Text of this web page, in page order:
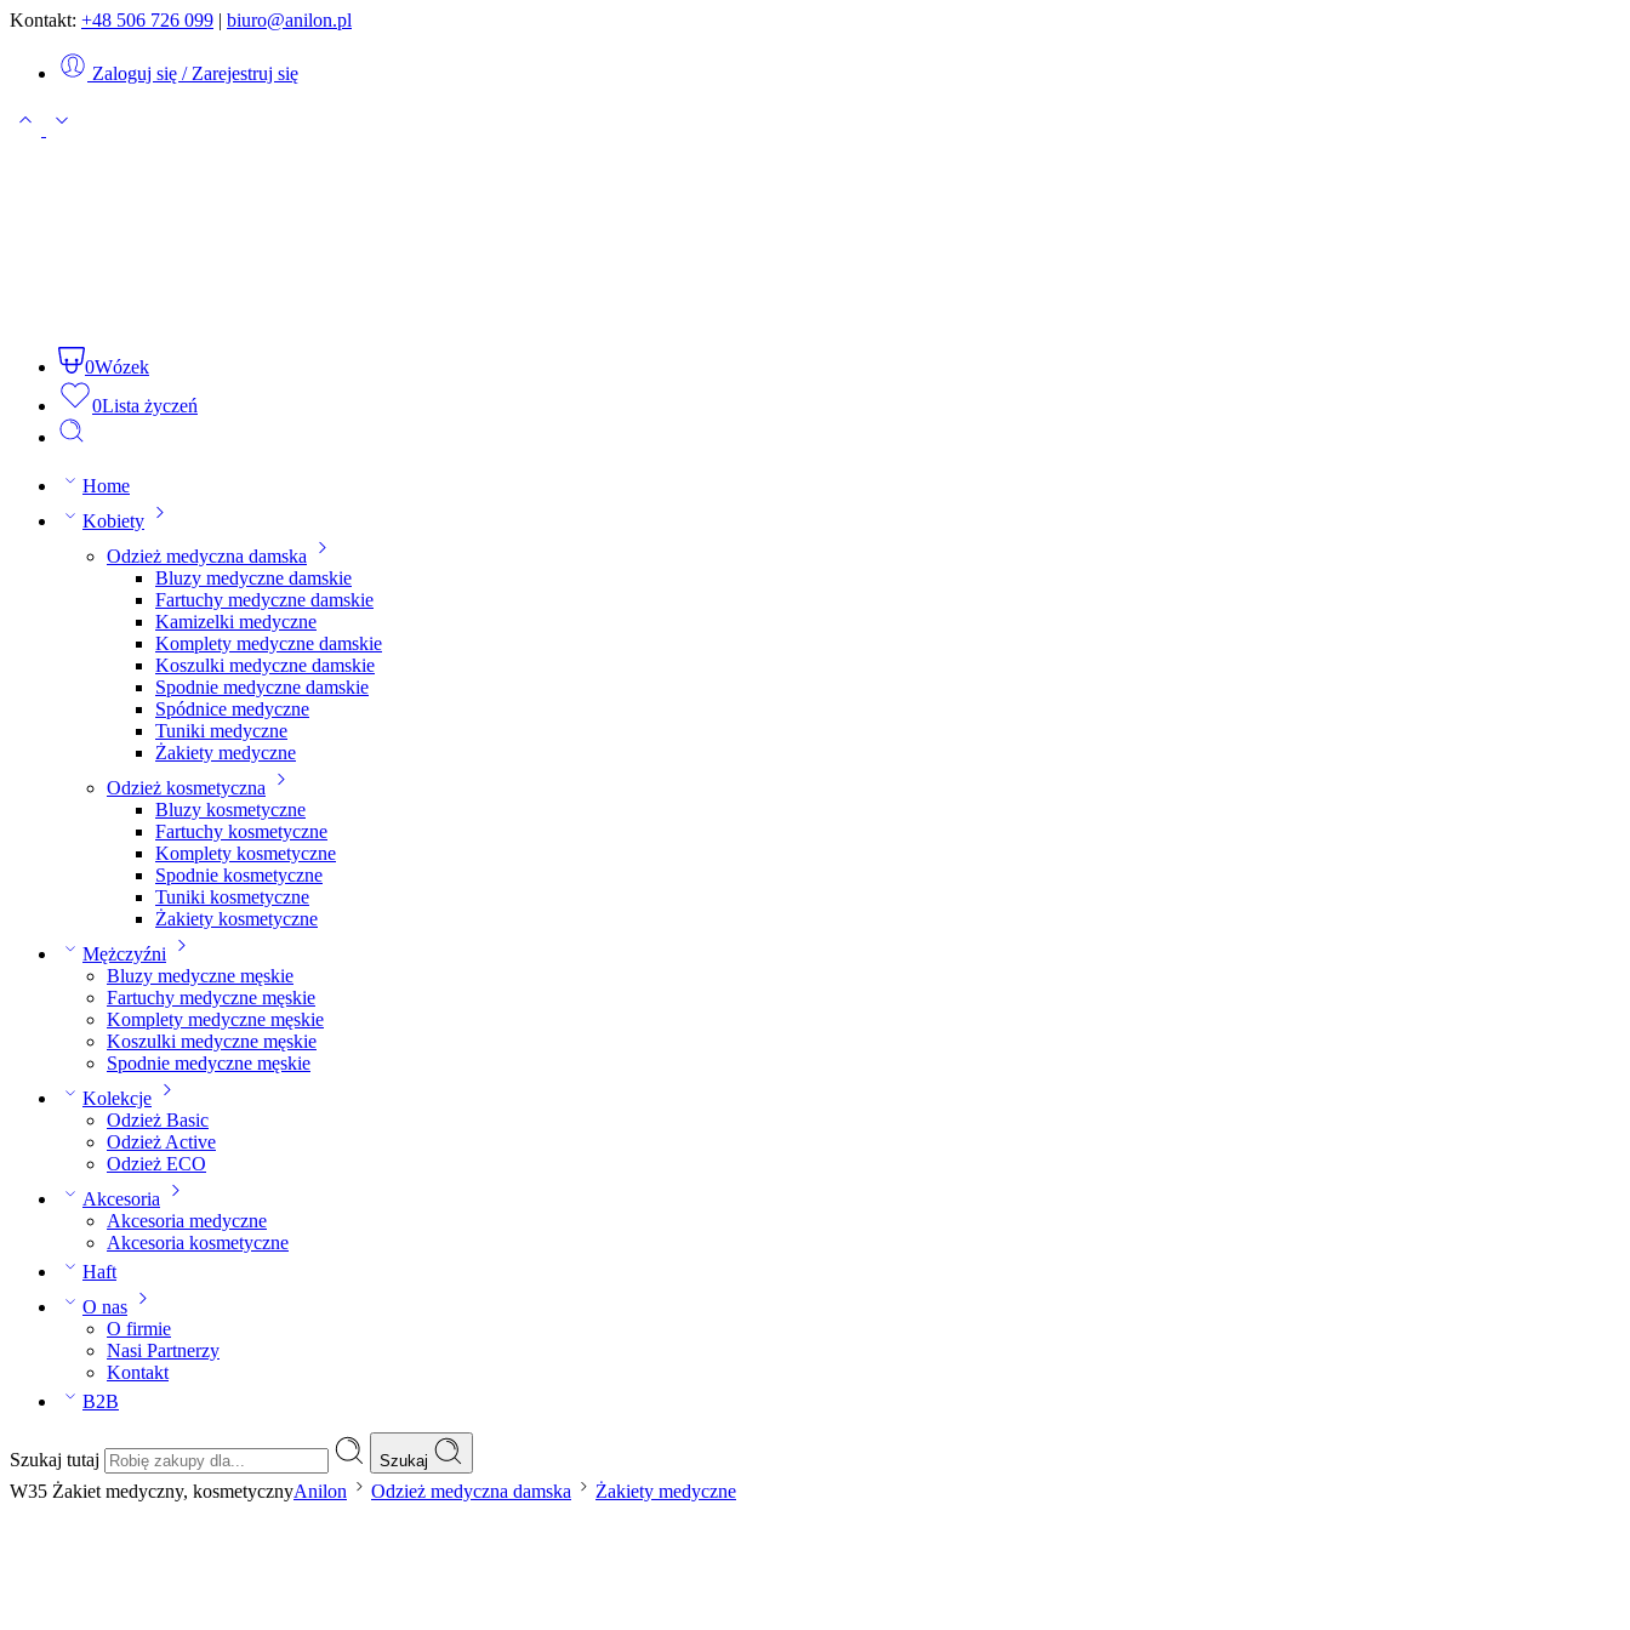
Kontakt: +48 506 726 099 | biuro@anilon.pl
Zaloguj się / Zarejestruj się
0Wózek
0Lista życzeń
Home
Kobiety
Odzież medyczna damska
Bluzy medyczne damskie
Fartuchy medyczne damskie
Kamizelki medyczne
Komplety medyczne damskie
Koszulki medyczne damskie
Spodnie medyczne damskie
Spódnice medyczne
Tuniki medyczne
Żakiety medyczne
Odzież kosmetyczna
Bluzy kosmetyczne
Fartuchy kosmetyczne
Komplety kosmetyczne
Spodnie kosmetyczne
Tuniki kosmetyczne
Żakiety kosmetyczne
Mężczyźni
Bluzy medyczne męskie
Fartuchy medyczne męskie
Komplety medyczne męskie
Koszulki medyczne męskie
Spodnie medyczne męskie
Kolekcje
Odzież Basic
Odzież Active
Odzież ECO
Akcesoria
Akcesoria medyczne
Akcesoria kosmetyczne
Haft
O nas
O firmie
Nasi Partnerzy
Kontakt
B2B
Szukaj tutaj Szukaj
W35 Żakiet medyczny, kosmetycznyAnilon Odzież medyczna damska Żakiety medyczne